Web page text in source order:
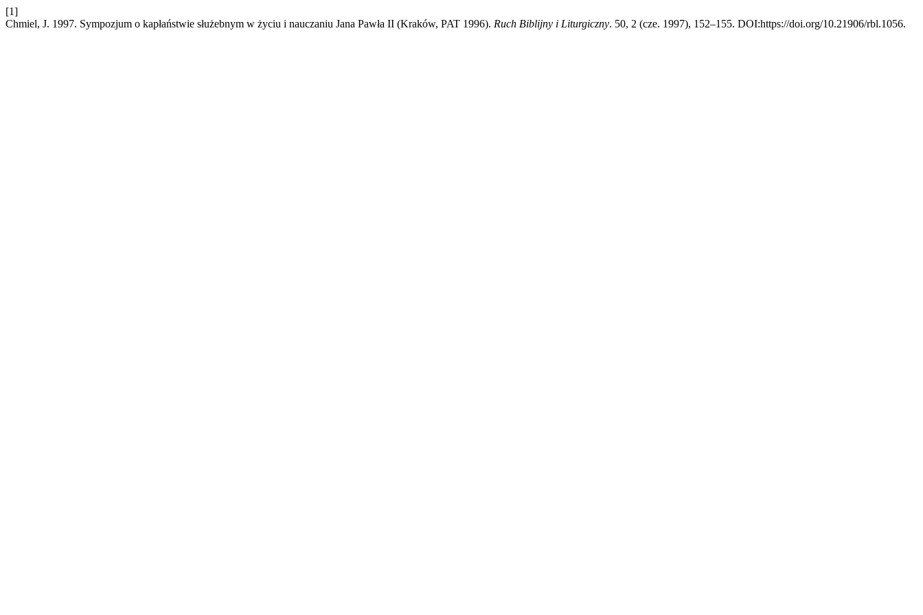
[1]
Chmiel, J. 1997. Sympozjum o kapłaństwie służebnym w życiu i nauczaniu Jana Pawła II (Kraków, PAT 1996). Ruch Biblijny i Liturgiczny. 50, 2 (cze. 1997), 152–155. DOI:https://doi.org/10.21906/rbl.1056.